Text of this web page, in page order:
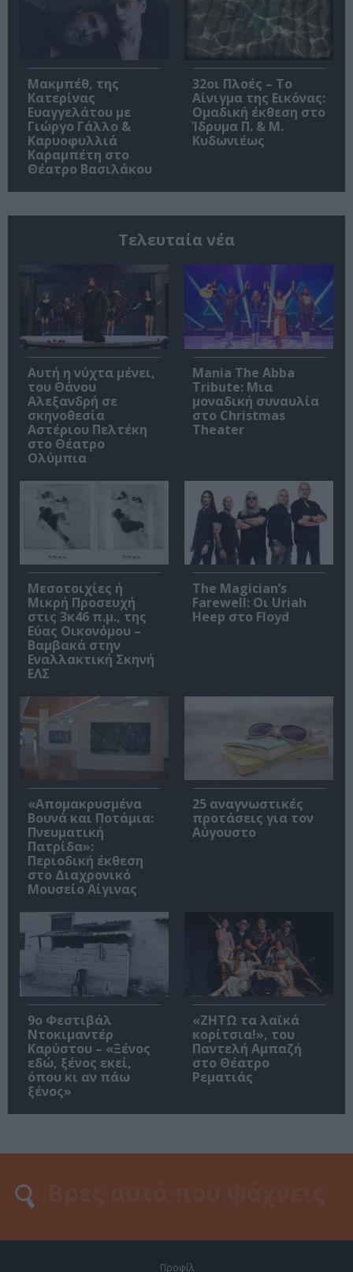
Μακμπέθ, της
Κατερίνας
Ευαγγελάτου με
Γιώργο Γάλλο &
Καρυοφυλλιά
Καραμπέτη στο
Θέατρο Βασιλάκου
32οι Πλοές – Το
Αίνιγμα της Εικόνας:
Ομαδική έκθεση στο
Ίδρυμα Π. & Μ.
Κυδωνιέως
Τελευταία νέα
Αυτή η νύχτα μένει,
του Θάνου
Αλεξανδρή σε
σκηνοθεσία
Αστέριου Πελτέκη
στο Θέατρο
Ολύμπια
Mania The Abba
Tribute: Μια
μοναδική συναυλία
στο Christmas
Theater
Μεσοτοιχίες ή
Μικρή Προσευχή
στις 3κ46 π.μ., της
Εύας Οικονόμου –
Βαμβακά στην
Εναλλακτική Σκηνή
ΕΛΣ
The Magician’s
Farewell: Οι Uriah
Heep στο Floyd
«Απομακρυσμένα
Βουνά και Ποτάμια:
Πνευματική
Πατρίδα»:
Περιοδική έκθεση
στο Διαχρονικό
Μουσείο Αίγινας
25 αναγνωστικές
προτάσεις για τον
Αύγουστο
9ο Φεστιβάλ
Ντοκιμαντέρ
Καρύστου – «Ξένος
εδώ, ξένος εκεί,
όπου κι αν πάω
ξένος»
«ΖΗΤΩ τα λαϊκά
κορίτσια!», του
Παντελή Αμπαζή
στο Θέατρο
Ρεματιάς
Προφίλ